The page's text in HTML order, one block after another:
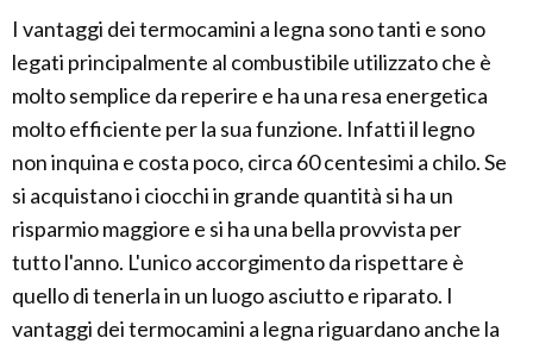
I vantaggi dei termocamini a legna sono tanti e sono
legati principalmente al combustibile utilizzato che è
molto semplice da reperire e ha una resa energetica
molto efficiente per la sua funzione. Infatti il legno
non inquina e costa poco, circa 60 centesimi a chilo. Se
si acquistano i ciocchi in grande quantità si ha un
risparmio maggiore e si ha una bella provvista per
tutto l'anno. L'unico accorgimento da rispettare è
quello di tenerla in un luogo asciutto e riparato. I
vantaggi dei termocamini a legna riguardano anche la